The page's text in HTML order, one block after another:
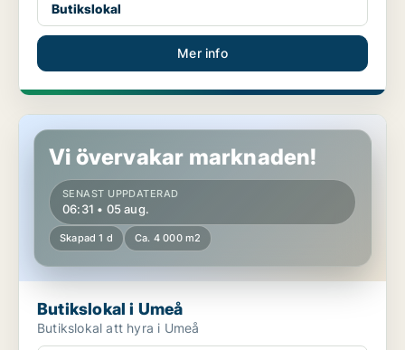
Butikslokal
Mer info
Butikslokal i Umeå
Vi övervakar marknaden!
SENAST UPPDATERAD
06:31 • 05 aug.
Skapad 1 d Ca. 4 000 m2
Butikslokal i Umeå
Butikslokal att hyra i Umeå